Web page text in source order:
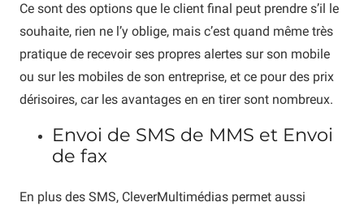
Ce sont des options que le client final peut prendre s’il le
souhaite, rien ne l’y oblige, mais c’est quand même très
pratique de recevoir ses propres alertes sur son mobile
ou sur les mobiles de son entreprise, et ce pour des prix
dérisoires, car les avantages en en tirer sont nombreux.
Envoi de SMS de MMS et Envoi
de fax
En plus des SMS, CleverMultimédias permet aussi